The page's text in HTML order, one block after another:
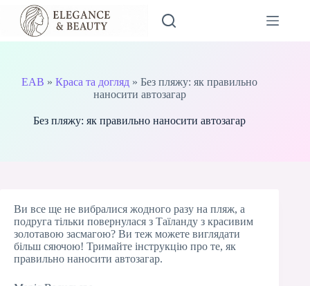
Перейти
вмісту
EAB »Краса та догляд »Без пляжу: як правильно
наносити автозагар
Без пляжу: як правильно наносити автозагар
Ви все ще не вибралися жодного разу на пляж, а
подруга тільки повернулася з Таїланду з красивим
золотавою засмагою? Ви теж можете виглядати
більш сяючою! Тримайте інструкцію про те, як
правильно наносити автозагар.